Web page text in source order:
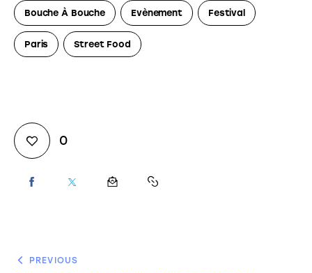
Bouche À Bouche Evènement Festival
Paris Street Food
0
PREVIOUS